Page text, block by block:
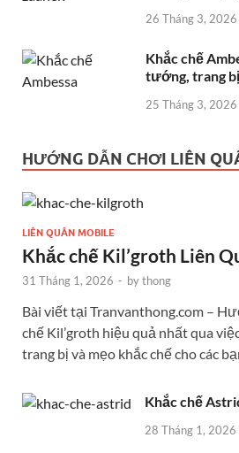
26 Tháng 3, 2026
Khắc chế
tướng, trang
25 Tháng 3, 2026
HƯỚNG DẪN CHƠI LIÊN
LIÊN QUÂN MOBILE
Khắc chế Kil’groth Liên
31 Tháng 1, 2026 - bythong
Bài viết tại Tranvanthong.com –
chế Kil’groth hiệu quả nhất qua
trang bị và mẹo khắc chế cho các
Khắc chế
28 Tháng 1, 2026